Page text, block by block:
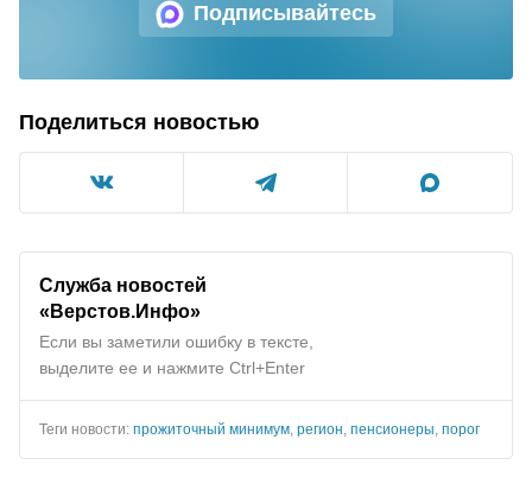
Подписывайтесь
Поделиться новостью
Служба новостей
«Верстов.Инфо»
Если вы заметили ошибку в тексте,
выделите ее и нажмите Ctrl+Enter
Теги новости: прожиточный минимум регион пенсионеры порог